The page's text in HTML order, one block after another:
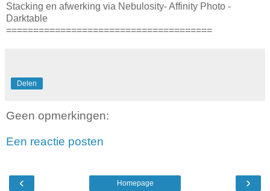
Stacking en afwerking via Nebulosity- Affinity Photo -
Darktable
======================================
Delen
Geen opmerkingen:
Een reactie posten
‹ ›
Homepage